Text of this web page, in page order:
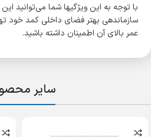
با توجه به این ویژگی­ها شما می­‌توانید
سازماندهی بهتر فضای داخلی کمد خود
عمر بالای آن اطمینان داشته باشید.
سایر